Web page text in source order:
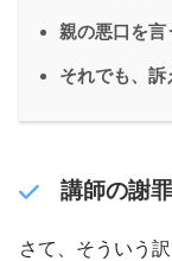
親の悪口を
それでも、訴
講師の謝罪
さて、そういう